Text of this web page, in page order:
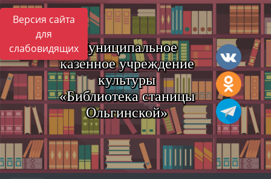
Версия сайта
для
слабовидящихМуниципальное
казенное учреждение
культуры
«Библиотека станицы
Ольгинской»